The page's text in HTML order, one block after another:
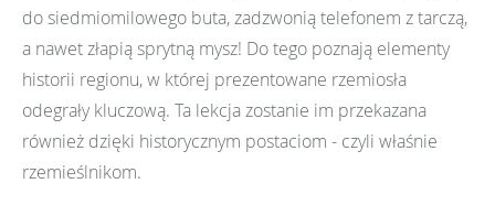
do siedmiomilowego buta, zadzwonią telefonem z tarczą,
a nawet złapią sprytną mysz! Do tego poznają elementy
historii regionu, w której prezentowane rzemiosła
odegrały kluczową. Ta lekcja zostanie im przekazana
również dzięki historycznym postaciom - czyli właśnie
rzemieślnikom.